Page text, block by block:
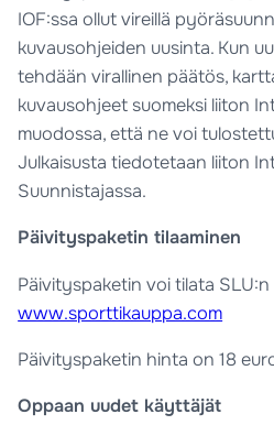
IOF:ssa ollut vireillä
kuvausohjeiden uusinta. Kun
tehdään virallinen päätös,
kuvausohjeet suomeksi liiton
muodossa, että ne voi
Julkaisusta tiedotetaan liiton
Suunnistajassa.
Päivityspaketin tilaaminen
Päivityspaketin voi tilata
www.sporttikauppa.com
Päivityspaketin hinta on 18
Oppaan uudet käyttäjät